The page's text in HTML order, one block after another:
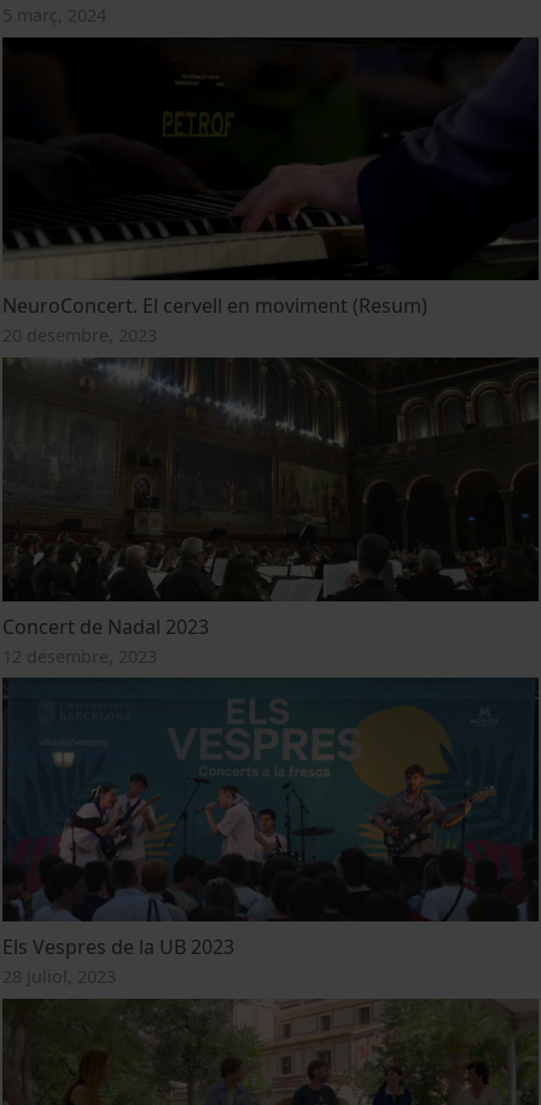
5 març, 2024
NeuroConcert. El cervell en moviment (Resum)
20 desembre, 2023
Concert de Nadal 2023
12 desembre, 2023
Els Vespres de la UB 2023
28 juliol, 2023